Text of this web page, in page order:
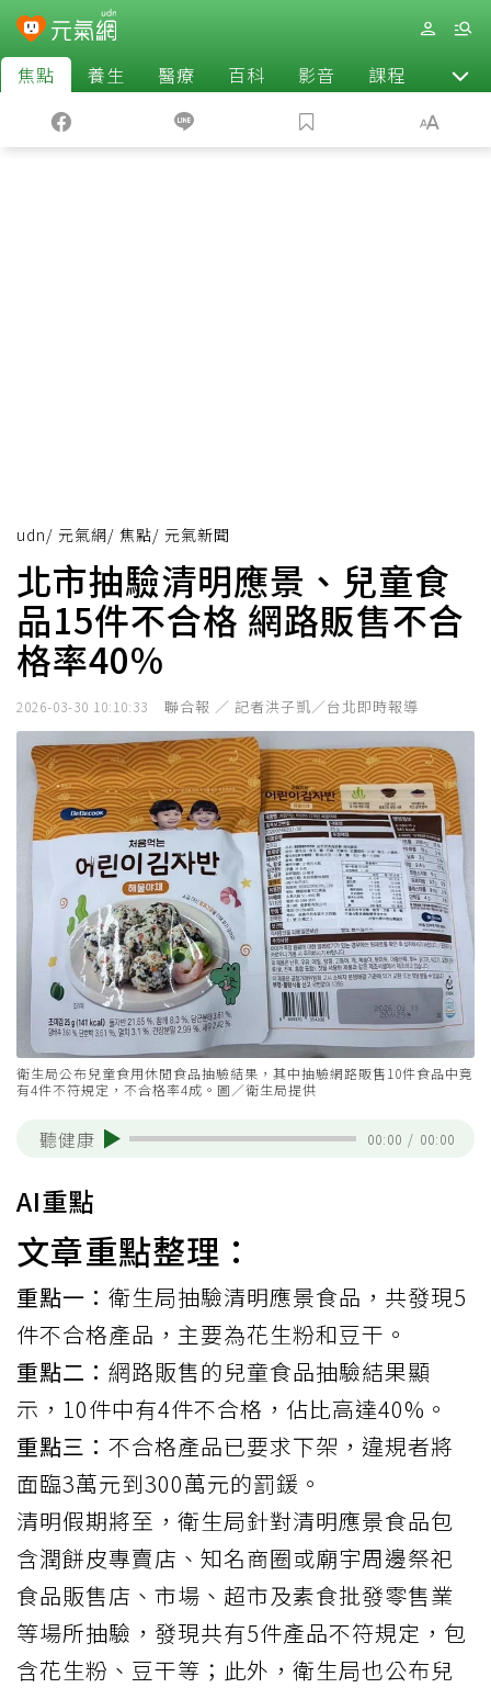
焦點 養生 醫療 百科 影音 課程 退休
udn/ 元氣網/ 焦點/ 元氣新聞
北市抽驗清明應景、兒童食
品15件不合格 網路販售不合
格率40%
2026-03-30 10:10:33 聯合報 ／ 記者洪子凱／台北即時報導
衛生局公布兒童食用休閒食品抽驗結果，其中抽驗網路販售10件食品中竟
有4件不符規定，不合格率4成。圖／衛生局提供
聽健康 00:00 / 00:00
AI重點
文章重點整理：
重點一： 衛生局抽驗清明應景食品，共發現5
件不合格產品，主要為花生粉和豆干。
重點二： 網路販售的兒童食品抽驗結果顯
示，10件中有4件不合格，佔比高達40%。
重點三： 不合格產品已要求下架，違規者將
面臨3萬元到300萬元的罰鍰。
清明假期將至， 衛生局針對清明應景食品包
含潤餅皮專賣店、知名商圈或廟宇周邊祭祀
食品販售店、市場、超市及素食批發零售業
等場所抽驗，發現共有5件產品不符規定，包
含花生粉、豆干等；此外，衛生局也公布兒